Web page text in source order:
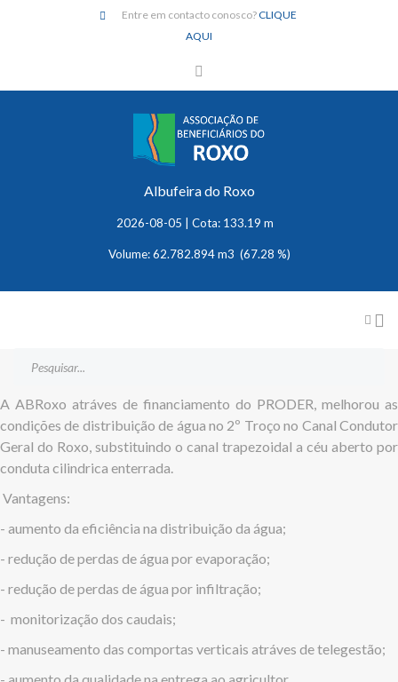
Entre em contacto conosco?CLIQUE
AQUI
Albufeira do Roxo
2026-08-05 | Cota: 133.19 m
Volume: 62.782.894 m3 (67.28 %)
A ABRoxo atráves de financiamento do PRODER, melhorou as
condições de distribuição de água no 2º Troço no Canal Condutor
Geral do Roxo, substituindo o canal trapezoidal a céu aberto por
conduta cilindrica enterrada.
Vantagens:
- aumento da eficiência na distribuição da água;
- redução de perdas de água por evaporação;
- redução de perdas de água por infiltração;
- monitorização dos caudais;
- manuseamento das comportas verticais atráves de telegestão;